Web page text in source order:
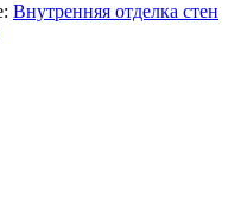
Внутренняя отделка стен